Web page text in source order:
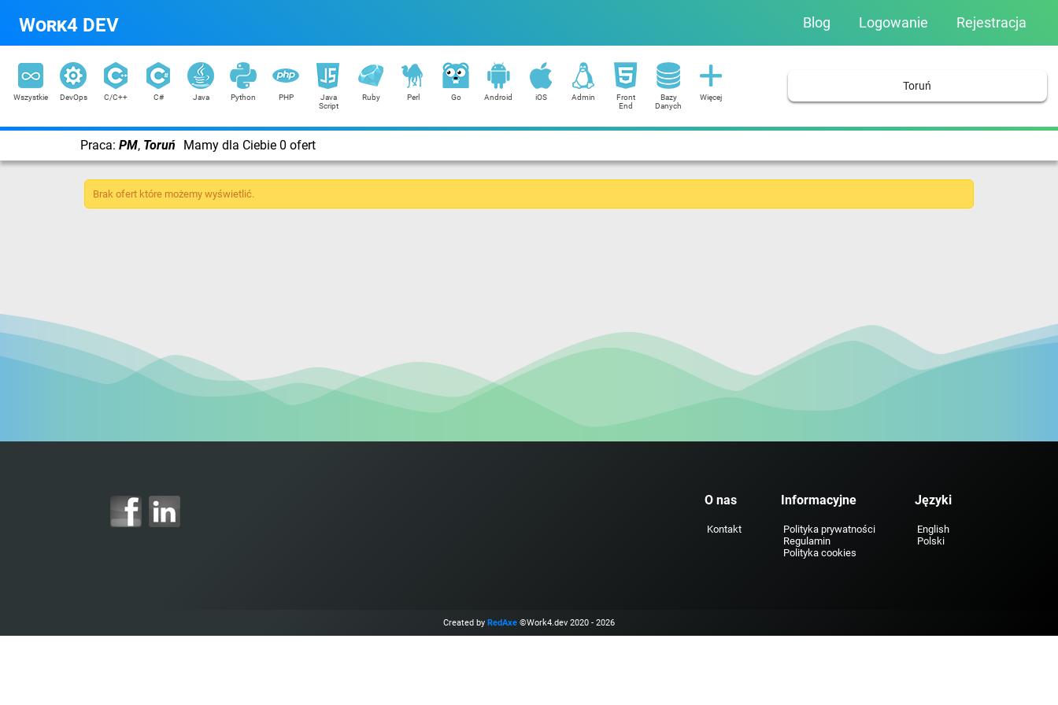
Work4 DEV Blog Logowanie Rejestracja
Wszystkie DevOps C/C++ C# Java Python PHP
Java
Script
Ruby Perl Go Android iOS Admin
Front
End
Bazy
Danych
Więcej
Toruń
Praca: PM, Toruń Mamy dla Ciebie 0 ofert
Brak ofert które możemy wyświetlić.
O nas
Kontakt
Informacyjne
Polityka prywatności
Regulamin
Polityka cookies
Języki
English
Polski
Created by RedAxe ©Work4.dev 2020 - 2026